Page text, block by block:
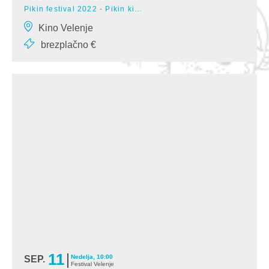
Pikin festival 2022 - Pikin kino
Sinhronizirana animirana pustolovščina, 87 min (Češka, Slovaška,
Poljska, Francija), 7+Režija:
Kino Velenje
brezplačno €
SEP. 11
Nedelja, 10:00
Festival Velenje